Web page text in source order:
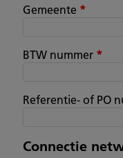
Gemeente *
BTW nummer *
Referentie- of PO
Connectie